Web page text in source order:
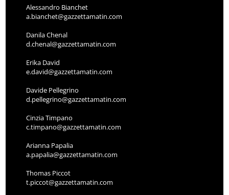
Alessandro Bianchet
a.bianchet@gazzettamatin.com
Danila Chenal
d.chenal@gazzettamatin.com
Erika David
e.david@gazzettamatin.com
Davide Pellegrino
d.pellegrino@gazzettamatin.com
Cinzia Timpano
c.timpano@gazzettamatin.com
Arianna Papalia
a.papalia@gazzettamatin.com
Thomas Piccot
t.piccot@gazzettamatin.com